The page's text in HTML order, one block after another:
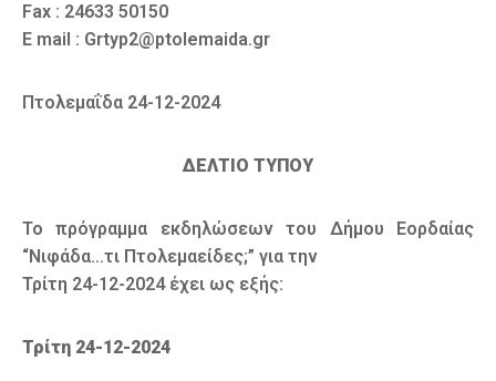
Fax : 24633 50150
E mail : Grtyp2@ptolemaida.gr
Πτολεμαΐδα 24-12-2024
ΔΕΛΤΙΟ ΤΥΠΟΥ
To πρόγραμμα εκδηλώσεων του Δήμου Εορδαίας
“Νιφάδα…τι Πτολεμαείδες;” για την
Τρίτη 24-12-2024 έχει ως εξής:
Τρίτη 24-12-2024